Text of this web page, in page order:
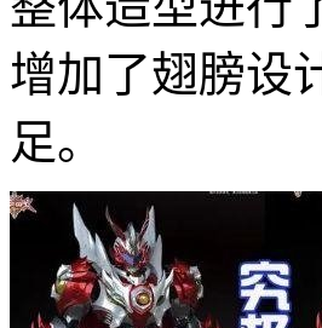
增加了翅膀设
足。